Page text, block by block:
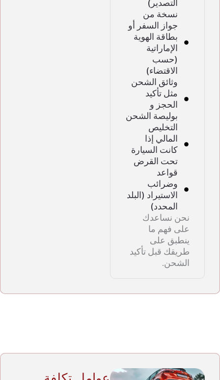
التصدير)
نسخة من
جواز السفر أو
بطاقة الهوية
الإماراتية
(حسب
الاقتضاء)
وثائق الشحن
مثل تأكيد
الحجز و
بوليصة الشحن
التخليص
المالي إذا
كانت السيارة
تحت القرض
قواعد
وضرائب
الاستيراد (البلد
المحدد)
نحن نساعدك
على فهم ما
ينطبق على
طريقك قبل تأكيد
الشحن.